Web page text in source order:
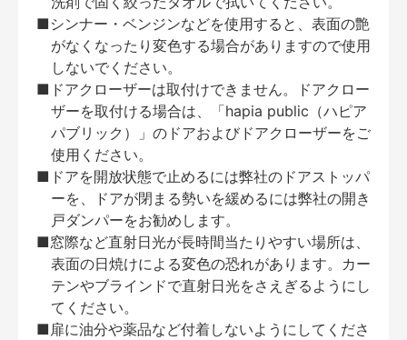
■シンナー・ベンジンなどを使用すると、表面の艶
がなくなったり変色する場合がありますので使用
しないでください。
■ドアクローザーは取付けできません。ドアクロー
ザーを取付ける場合は、「hapia public（ハピア
パブリック）」のドアおよびドアクローザーをご
使用ください。
■ドアを開放状態で止めるには弊社のドアストッパ
ーを、ドアが閉まる勢いを緩めるには弊社の開き
戸ダンパーをお勧めします。
■窓際など直射日光が長時間当たりやすい場所は、
表面の日焼けによる変色の恐れがあります。カー
テンやブラインドで直射日光をさえぎるようにし
てください。
■扉に油分や薬品など付着しないようにしてくださ